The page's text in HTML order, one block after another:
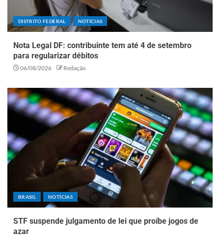
DISTRITO FEDERAL NOTÍCIAS
Nota Legal DF: contribuinte tem até 4 de setembro
para regularizar débitos
06/08/2026 Redação
BRASIL NOTÍCIAS
STF suspende julgamento de lei que proíbe jogos de
azar